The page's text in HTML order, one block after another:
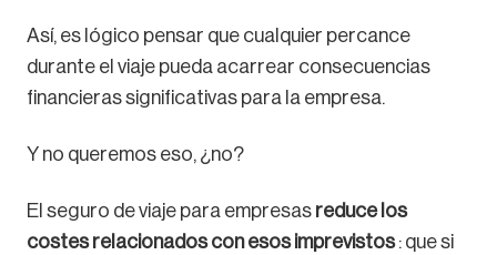
Así, es lógico pensar que cualquier percance
durante el viaje pueda acarrear consecuencias
financieras significativas para la empresa.
Y no queremos eso, ¿no?
El seguro de viaje para empresas reduce los
costes relacionados con esos imprevistos: que si